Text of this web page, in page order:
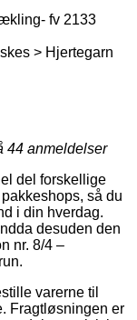
fv 2133
> Hjertegarn
44 anmeldelser
del forskellige
så du
i din hverdag.
desuden den
nr. 8/4 –
varerne til
Fragtløsningen er